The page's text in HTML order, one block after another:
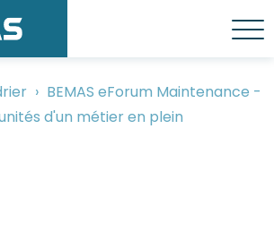
Menu
BEMAS eForum Maintenance -
d'un métier en plein